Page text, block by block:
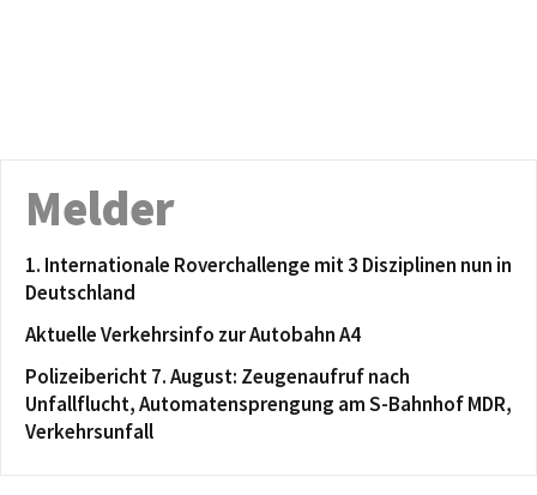
Melder
1. Internationale Roverchallenge mit 3 Disziplinen nun in
Deutschland
Aktuelle Verkehrsinfo zur Autobahn A4
Polizeibericht 7. August: Zeugenaufruf nach
Unfallflucht, Automatensprengung am S-Bahnhof MDR,
Verkehrsunfall